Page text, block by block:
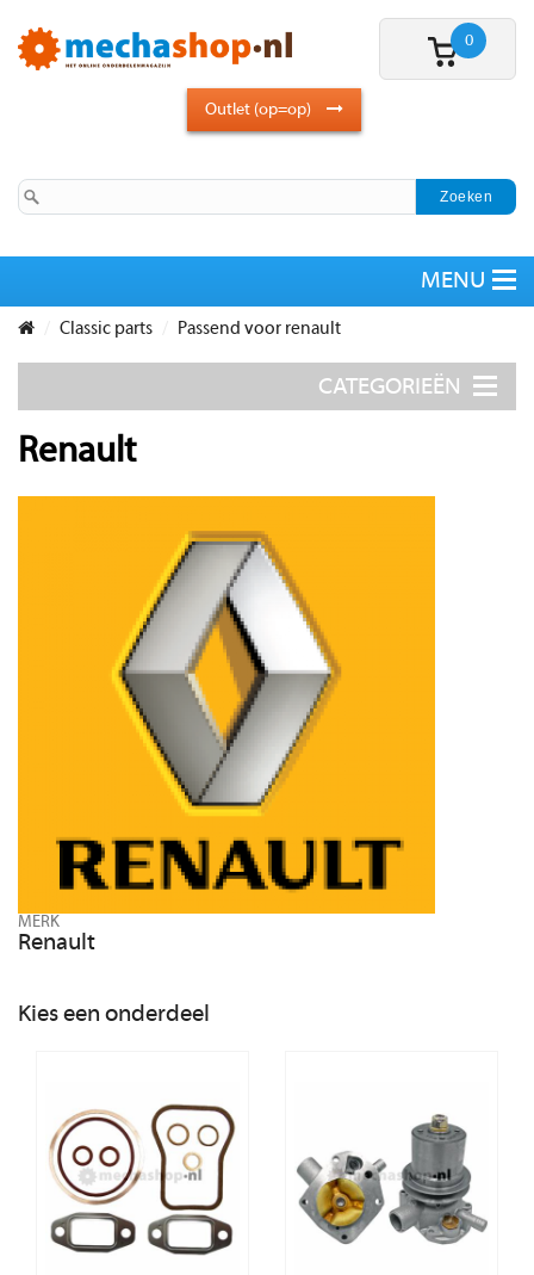
0
Outlet (op=op)
Classic parts Passend voor renault
Renault
MERK
Renault
Kies een onderdeel